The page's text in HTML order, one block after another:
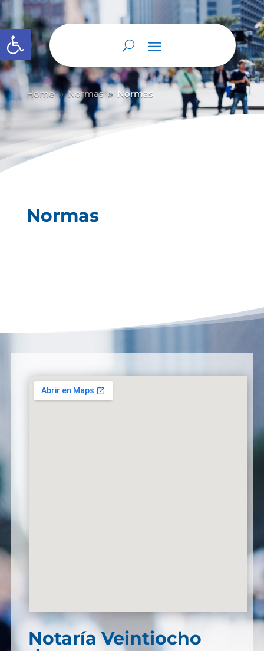
Abrir barra de herramientas
Home 9 Normas 9 Normas
Normas
Notaría Veintiocho